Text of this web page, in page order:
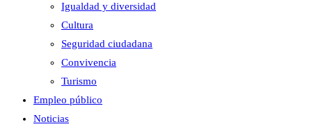
Igualdad y diversidad
Cultura
Seguridad ciudadana
Convivencia
Turismo
Empleo público
Noticias